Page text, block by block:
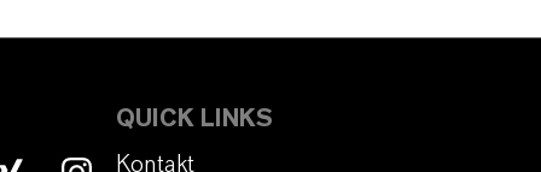
QUICK LINKS
Kontakt